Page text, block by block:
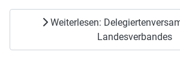
Weiterlesen:
Landesverbandes